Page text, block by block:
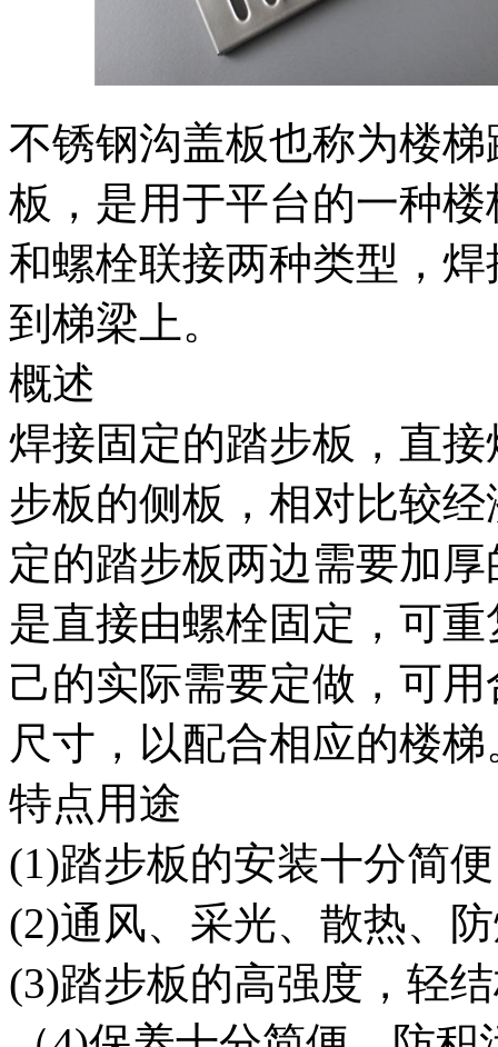
不锈钢沟盖板也称为楼
板，是用于平台的一种
和螺栓联接两种类型，
到梯梁上。
概述
焊接固定的踏步板，直
步板的侧板，相对比较
定的踏步板两边需要加
是直接由螺栓固定，可
己的实际需要定做，可
尺寸，以配合相应的楼梯
特点用途
(1)踏步板的安装十分简
(2)通风、采光、散热、
(3)踏步板的高强度，轻